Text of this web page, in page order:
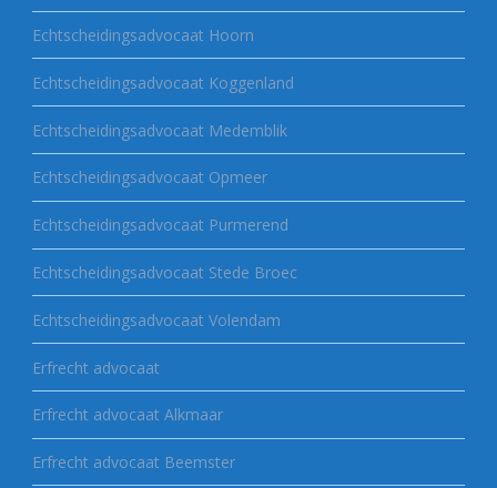
Echtscheidingsadvocaat Hoorn
Echtscheidingsadvocaat Koggenland
Echtscheidingsadvocaat Medemblik
Echtscheidingsadvocaat Opmeer
Echtscheidingsadvocaat Purmerend
Echtscheidingsadvocaat Stede Broec
Echtscheidingsadvocaat Volendam
Erfrecht advocaat
Erfrecht advocaat Alkmaar
Erfrecht advocaat Beemster